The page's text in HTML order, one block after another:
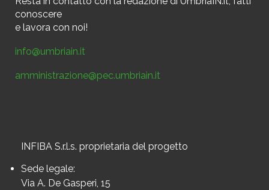
conoscere
e lavora con noi!
info@umbriain.it
amministrazione@pec.umbriain.it
INFIBA S.r.l.s. proprietaria del progetto
Sede legale:
Via A. De Gasperi, 15